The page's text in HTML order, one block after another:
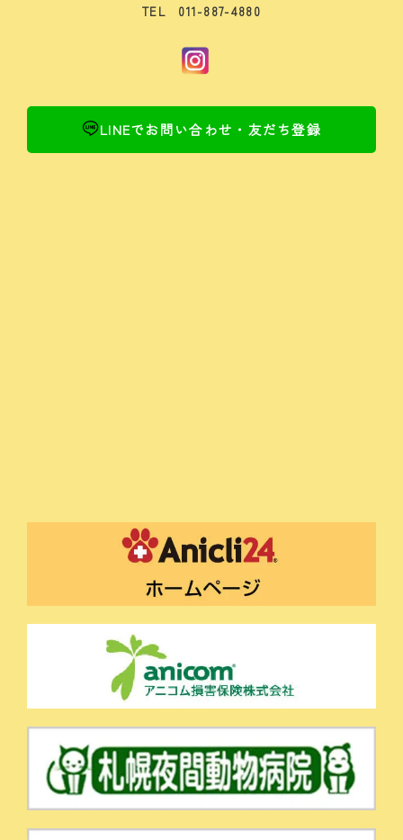
TEL 011-887-4880
LINEでお問い合わせ・友だち登録